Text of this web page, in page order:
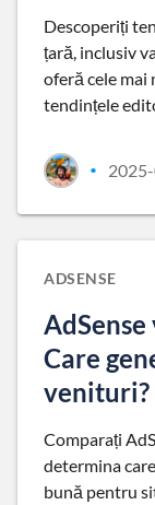
Descoperiți
țară, inclusiv
oferă cele mai
tendințele
•
ADSENSE
Care
venituri?
Comparați
determina
bună pentru